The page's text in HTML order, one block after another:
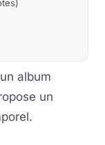
album
un